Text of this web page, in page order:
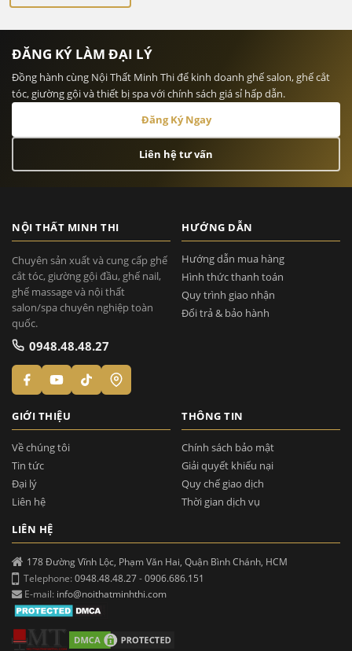
ĐĂNG KÝ LÀM ĐẠI LÝ
Đồng hành cùng Nội Thất Minh Thi để kinh doanh ghế salon, ghế cắt
tóc, giường gội và thiết bị spa với chính sách giá sỉ hấp dẫn.
Đăng Ký Ngay
Liên hệ tư vấn
NỘI THẤT MINH THI
Chuyên sản xuất và cung cấp ghế
cắt tóc, giường gội đầu, ghế nail,
ghế massage và nội thất
salon/spa chuyên nghiệp toàn
quốc.
0948.48.48.27
GIỚI THIỆU
Về chúng tôi
Tin tức
Đại lý
Liên hệ
HƯỚNG DẪN
Hướng dẫn mua hàng
Hình thức thanh toán
Quy trình giao nhận
Đổi trả & bảo hành
THÔNG TIN
Chính sách bảo mật
Giải quyết khiếu nại
Quy chế giao dịch
Thời gian dịch vụ
LIÊN HỆ
178 Đường Vĩnh Lộc, Phạm Văn Hai, Quận Bình Chánh, HCM
Telephone: 0948.48.48.27-0906.686.151
E-mail: info@noithatminhthi.com